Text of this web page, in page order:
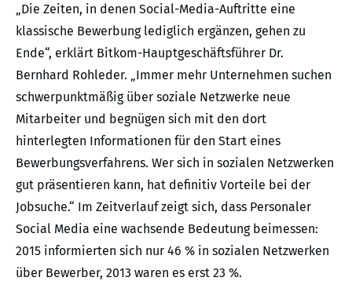
„Die Zeiten, in denen Social-Media-Auftritte eine
klassische Bewerbung lediglich ergänzen, gehen zu
Ende“, erklärt Bitkom-Hauptgeschäftsführer Dr.
Bernhard Rohleder. „Immer mehr Unternehmen suchen
schwerpunktmäßig über soziale Netzwerke neue
Mitarbeiter und begnügen sich mit den dort
hinterlegten Informationen für den Start eines
Bewerbungsverfahrens. Wer sich in sozialen Netzwerken
gut präsentieren kann, hat definitiv Vorteile bei der
Jobsuche.“ Im Zeitverlauf zeigt sich, dass Personaler
Social Media eine wachsende Bedeutung beimessen:
2015 informierten sich nur 46 % in sozialen Netzwerken
über Bewerber, 2013 waren es erst 23 %.